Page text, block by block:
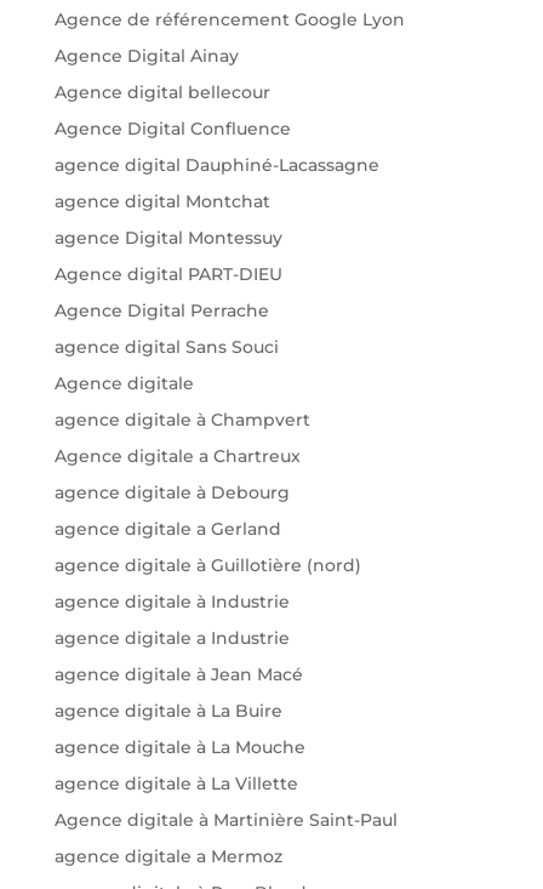
Agence de référencement Google Lyon
Agence Digital Ainay
Agence digital bellecour
Agence Digital Confluence
agence digital Dauphiné-Lacassagne
agence digital Montchat
agence Digital Montessuy
Agence digital PART-DIEU
Agence Digital Perrache
agence digital Sans Souci
Agence digitale
agence digitale à Champvert
Agence digitale a Chartreux
agence digitale à Debourg
agence digitale a Gerland
agence digitale à Guillotière (nord)
agence digitale à Industrie
agence digitale a Industrie
agence digitale à Jean Macé
agence digitale à La Buire
agence digitale à La Mouche
agence digitale à La Villette
Agence digitale à Martinière Saint-Paul
agence digitale a Mermoz